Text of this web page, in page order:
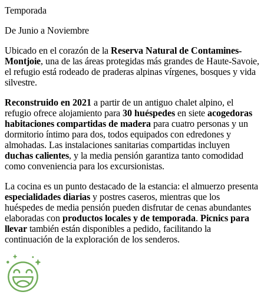
Temporada
De Junio a Noviembre
Ubicado en el corazón de la Reserva Natural de Contamines-
Montjoie, una de las áreas protegidas más grandes de Haute-Savoie,
el refugio está rodeado de praderas alpinas vírgenes, bosques y vida
silvestre.
Reconstruido en 2021 a partir de un antiguo chalet alpino, el
refugio ofrece alojamiento para 30 huéspedes en siete acogedoras
habitaciones compartidas de madera para cuatro personas y un
dormitorio íntimo para dos, todos equipados con edredones y
almohadas. Las instalaciones sanitarias compartidas incluyen
duchas calientes, y la media pensión garantiza tanto comodidad
como conveniencia para los excursionistas.
La cocina es un punto destacado de la estancia: el almuerzo presenta
especialidades diarias y postres caseros, mientras que los
huéspedes de media pensión pueden disfrutar de cenas abundantes
elaboradas con productos locales y de temporada. Picnics para
llevar también están disponibles a pedido, facilitando la
continuación de la exploración de los senderos.